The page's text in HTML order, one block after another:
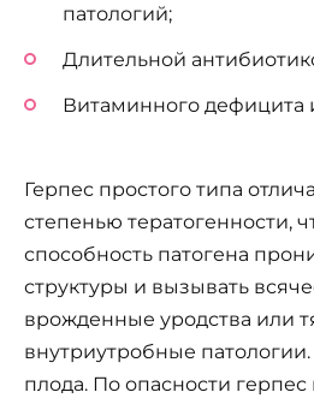
патологий;
Длительной
Витаминного дефицита
Герпес простого типа
степенью тератогенности,
способность патогена
структуры и вызывать
врожденные уродства или
внутриутробные
плода. По опасности герпес